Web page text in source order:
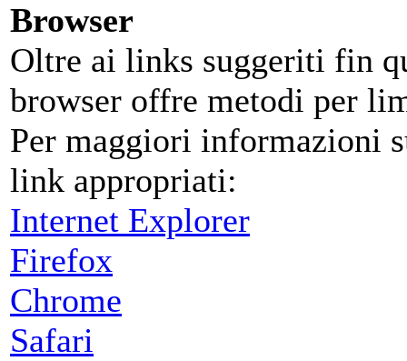
Browser
Oltre ai links suggeriti fin
browser offre metodi per
Per maggiori informazioni
link appropriati:
Internet Explorer
Firefox
Chrome
Safari